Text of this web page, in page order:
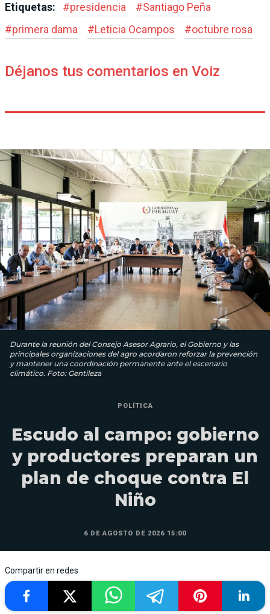
Etiquetas: #presidencia #Santiago Peña
#primera dama #Leticia Ocampos #octubre rosa
Déjanos tus comentarios en Voiz
Durante la reunión del Consejo Asesor Agrario, el Gobierno y las
principales organizaciones del agro acordaron reforzar la prevención
y mantener una coordinación permanente ante el escenario
climático. Foto: Gentileza
POLÍTICA
Escudo al campo: gobierno
y productores preparan un
plan de choque contra El
Niño
6 DE AGOSTO DE 2026 15:00
Compartir en redes